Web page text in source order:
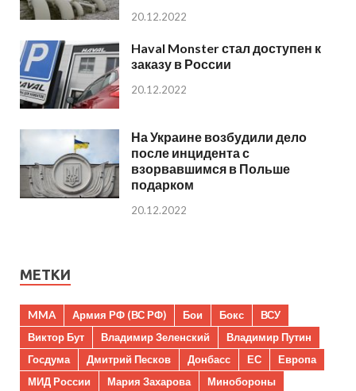
20.12.2022
Haval Monster стал доступен к
заказу в России
20.12.2022
На Украине возбудили дело
после инцидента с
взорвавшимся в Польше
подарком
20.12.2022
МЕТКИ
MMA Армия РФ (ВС РФ) Бои Бокс
ВСУ
Виктор Бут
Владимир Зеленский
Владимир Путин
Госдума
Дмитрий Песков Донбасс ЕС
Европа
МИД России
Мария Захарова
Минобороны